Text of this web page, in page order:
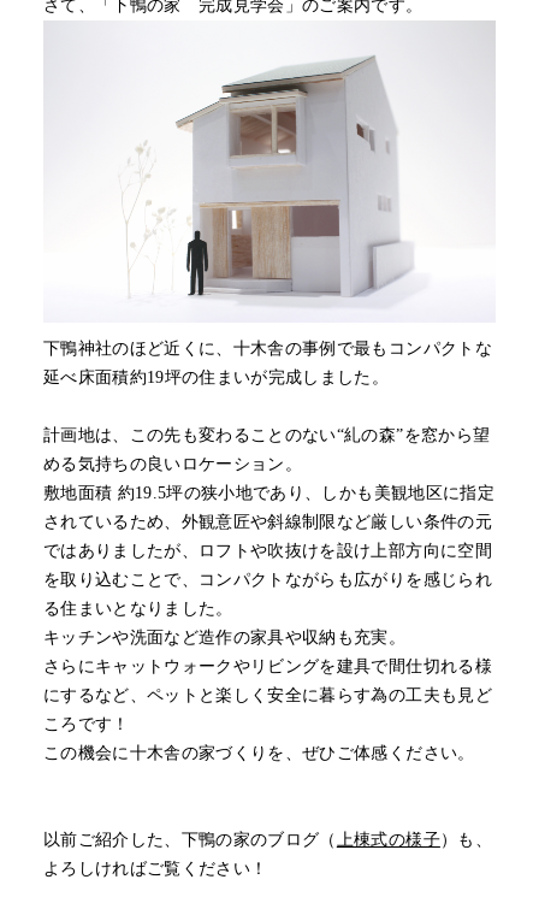
さて、「下鴨の家 完成見学会」のご案内です。
下鴨神社のほど近くに、十木舎の事例で最もコンパクトな
延べ床面積約19坪の住まいが完成しました。
計画地は、この先も変わることのない“糺の森”を窓から望
める気持ちの良いロケーション。
敷地面積 約19.5坪の狭小地であり、しかも美観地区に指定
されているため、外観意匠や斜線制限など厳しい条件の元
ではありましたが、ロフトや吹抜けを設け上部方向に空間
を取り込むことで、コンパクトながらも広がりを感じられ
る住まいとなりました。
キッチンや洗面など造作の家具や収納も充実。
さらにキャットウォークやリビングを建具で間仕切れる様
にするなど、ペットと楽しく安全に暮らす為の工夫も見ど
ころです！
この機会に十木舎の家づくりを、ぜひご体感ください。
以前ご紹介した、下鴨の家のブログ（ 上棟式の様子）も、
よろしければご覧ください！